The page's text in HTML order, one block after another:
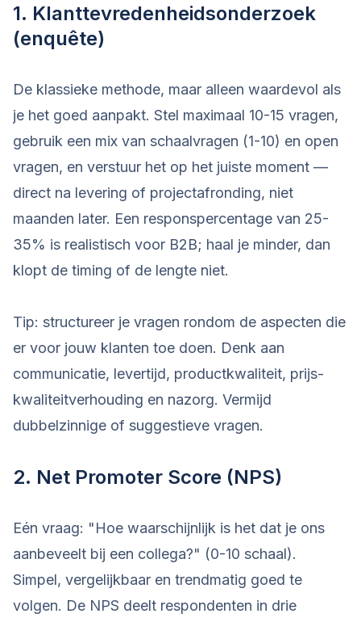
1. Klanttevredenheidsonderzoek
(enquête)
De klassieke methode, maar alleen waardevol als
je het goed aanpakt. Stel maximaal 10-15 vragen,
gebruik een mix van schaalvragen (1-10) en open
vragen, en verstuur het op het juiste moment —
direct na levering of projectafronding, niet
maanden later. Een responspercentage van 25-
35% is realistisch voor B2B; haal je minder, dan
klopt de timing of de lengte niet.
Tip: structureer je vragen rondom de aspecten die
er voor jouw klanten toe doen. Denk aan
communicatie, levertijd, productkwaliteit, prijs-
kwaliteitverhouding en nazorg. Vermijd
dubbelzinnige of suggestieve vragen.
2. Net Promoter Score (NPS)
Eén vraag: "Hoe waarschijnlijk is het dat je ons
aanbeveelt bij een collega?" (0-10 schaal).
Simpel, vergelijkbaar en trendmatig goed te
volgen. De NPS deelt respondenten in drie